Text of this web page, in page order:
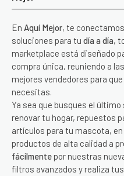
En Aquí Mejor, te
soluciones para tu día a día,
marketplace está diseñado
compra única, reuniendo a
mejores vendedores para
necesitas.
Ya sea que busques el
renovar tu hogar, repuestos
artículos para tu mascota, en
productos de alta calidad a
fácilmente por nuestras
filtros avanzados y realiza